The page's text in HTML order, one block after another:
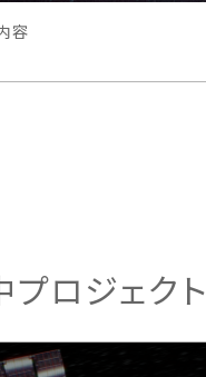
容
ロジェクト